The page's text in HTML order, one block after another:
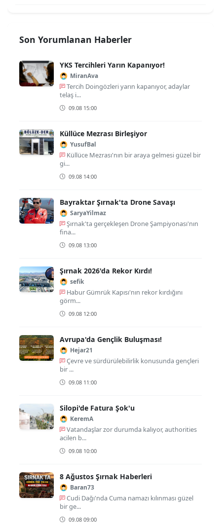
Son Yorumlanan Haberler
YKS Tercihleri Yarın Kapanıyor!
MiranAva
Tercih Doingözleri yarın kapanıyor, adaylar
telaş i...
09.08 15:00
Küllüce Mezrası Birleşiyor
YusufBal
Küllüce Mezrası'nın bir araya gelmesi güzel bir
gi...
09.08 14:00
Bayraktar Şırnak'ta Drone Savaşı
SaryaYilmaz
Şırnak'ta gerçekleşen Drone Şampiyonası'nın
fina...
09.08 13:00
Şırnak 2026'da Rekor Kırdı!
sefik
Habur Gümrük Kapısı'nın rekor kırdığını
görm...
09.08 12:00
Avrupa'da Gençlik Buluşması!
Hejar21
Çevre ve sürdürülebilirlik konusunda gençleri
bir ...
09.08 11:00
Silopi'de Fatura Şok'u
KeremA
Vatandaşlar zor durumda kalıyor, authorities
acilen b...
09.08 10:00
8 Ağustos Şırnak Haberleri
Baran73
Cudi Dağı'nda Cuma namazı kılınması güzel
bir ge...
09.08 09:00